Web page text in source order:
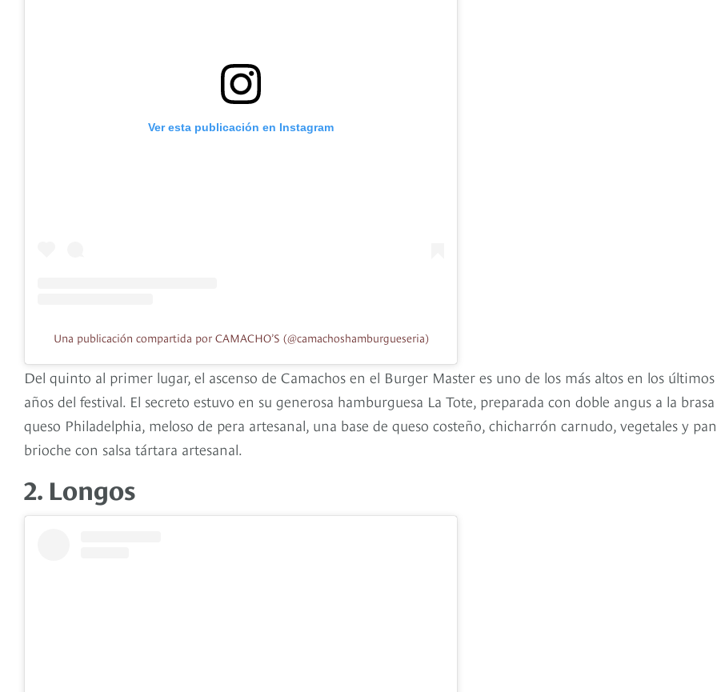
Ver esta publicación en Instagram
Una publicación compartida por CAMACHO’S (@camachoshamburgueseria)
Del quinto al primer lugar, el ascenso de Camachos en el Burger Master es uno de los más altos en los últimos
años del festival. El secreto estuvo en su generosa hamburguesa La Tote, preparada con doble angus a la
queso Philadelphia, meloso de pera artesanal, una base de queso costeño, chicharrón carnudo, vegetales y pan
brioche con salsa tártara artesanal.
2. Longos